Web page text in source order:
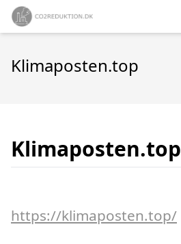
Klimaposten.top
Klimaposten.top
https://klimaposten.top/